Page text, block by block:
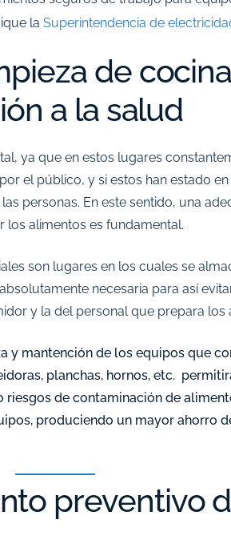
la Superintendencia de
de
a la salud
ya que en estos lugares
el público, y si estos han estado
personas. En este sentido, una
los alimentos es fundamental.
son lugares en los cuales se
necesaria para así
y la del personal que prepara los
y mantención de los equipos que
planchas, hornos, etc.
de contaminación de
produciendo un mayor ahorro
preventivo